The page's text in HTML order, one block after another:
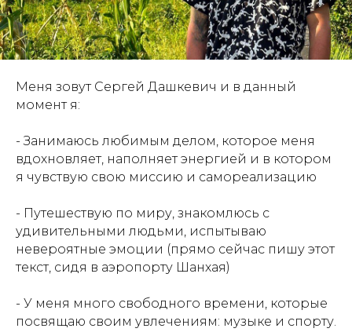
Меня зовут Сергей Дашкевич и в данный
момент я:
- Занимаюсь любимым делом, которое меня
вдохновляет, наполняет энергией и в котором
я чувствую свою миссию и самореализацию
- Путешествую по миру, знакомлюсь с
удивительными людьми, испытываю
невероятные эмоции (прямо сейчас пишу этот
текст, сидя в аэропорту Шанхая)
- У меня много свободного времени, которые
посвящаю своим увлечениям: музыке и спорту.